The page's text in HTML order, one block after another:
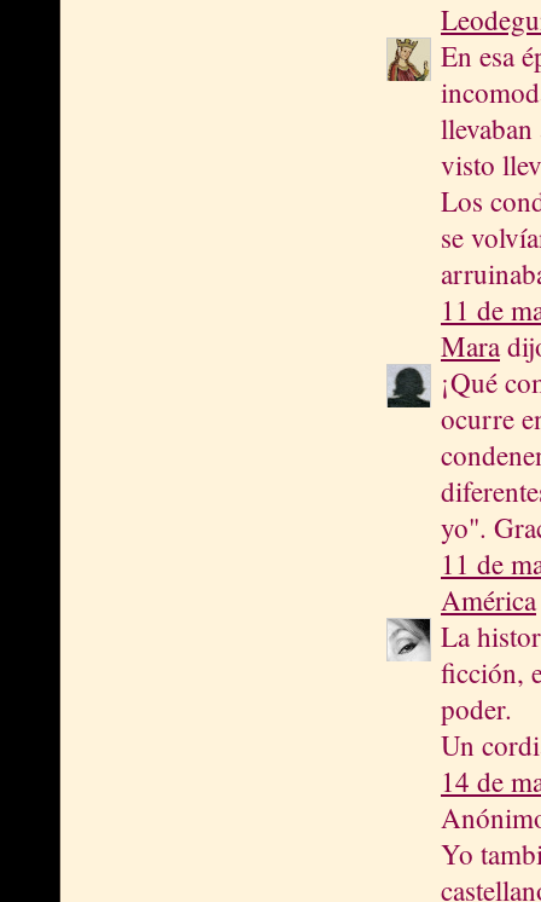
En esa
visto
Los
se
11 de
Mara
¡Qué
ocurre
yo".
11 de
América
La
ficción,
poder.
Un
14 de
Yo